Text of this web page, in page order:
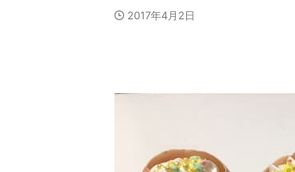
2017年4月2日